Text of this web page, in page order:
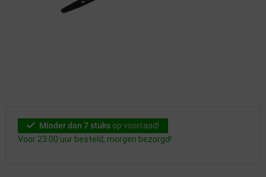
Minder dan 7 stuks op voorraad!
Voor 23:00 uur besteld, morgen bezorgd!